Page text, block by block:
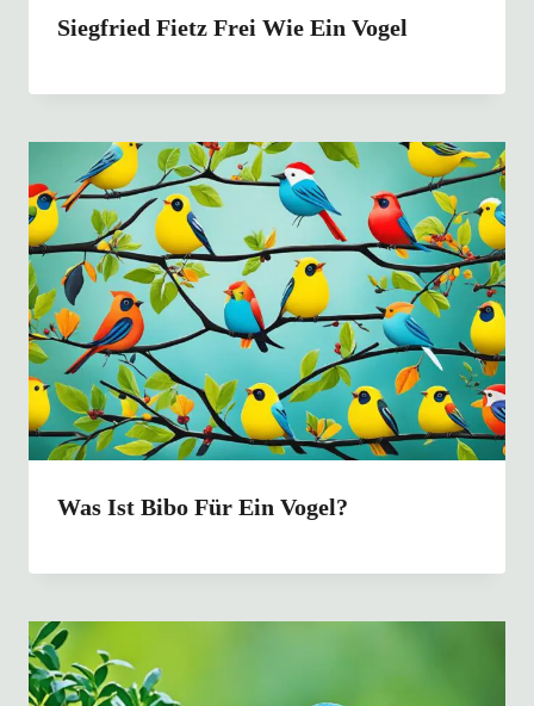
Siegfried Fietz Frei Wie Ein Vogel
Was Ist Bibo Für Ein Vogel?